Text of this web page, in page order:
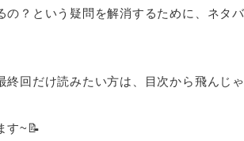
の？という疑問を解消するために、ネタ
終回だけ読みたい方は、目次から飛んじ
す~📝